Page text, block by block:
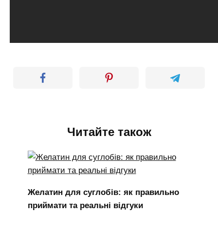
Читайте також
Желатин для суглобів: як правильно
приймати та реальні відгуки